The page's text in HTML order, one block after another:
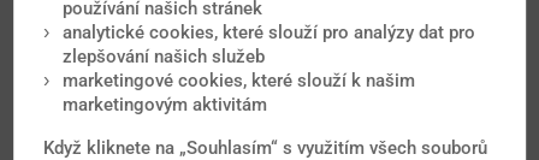
používání našich stránek
analytické cookies, které slouží pro analýzy dat pro
zlepšování našich služeb
marketingové cookies, které slouží k našim
marketingovým aktivitám
Když kliknete na „Souhlasím“ s využitím všech souborů